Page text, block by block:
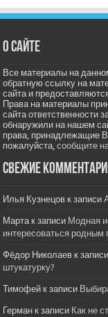
О сайте
Все материалы на
обратную ссылку на
сайта и
Права на материалы
сайта ответственности
обнаружили на нашем
права, принадлежащие
пожалуйста,сообщите
Свежие
Илья Кузнецов к записи
Мартак записи Модная
интересоваться родным
Фёдор Николаев к записи
штукатурку?
Тимофей к записи
Герман к записи Как не